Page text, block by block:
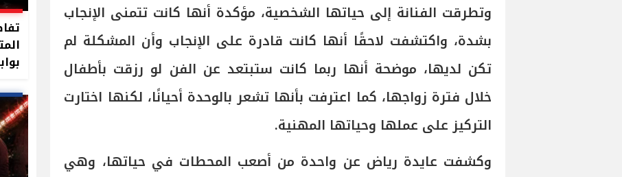
وتطرقت الفنانة إلى حياتها الشخصية، مؤكدة أنها كانت تتمنى الإنجاب
بشدة، واكتشفت لاحقًا أنها كانت قادرة على الإنجاب وأن المشكلة لم
تكن لديها، موضحة أنها ربما كانت ستبتعد عن الفن لو رزقت بأطفال
خلال فترة زواجها، كما اعترفت بأنها تشعر بالوحدة أحيانًا، لكنها اختارت
التركيز على عملها وحياتها المهنية.
وكشفت عايدة رياض عن واحدة من أصعب المحطات في حياتها، وهي